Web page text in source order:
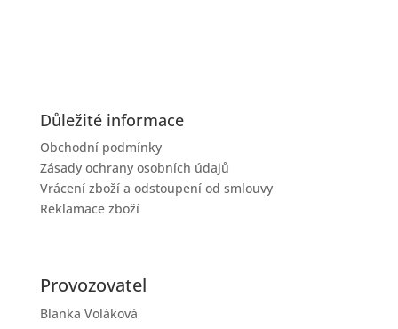
Důležité informace
Obchodní podmínky
Zásady ochrany osobních údajů
Vrácení zboží a odstoupení od smlouvy
Reklamace zboží
Provozovatel
Blanka Voláková